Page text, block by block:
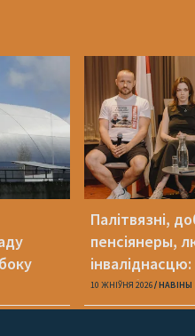
Палітвязні,
пенсіянеры,
патрэбная
10 ЖНІЎНЯ 2026 НАВІНЫ